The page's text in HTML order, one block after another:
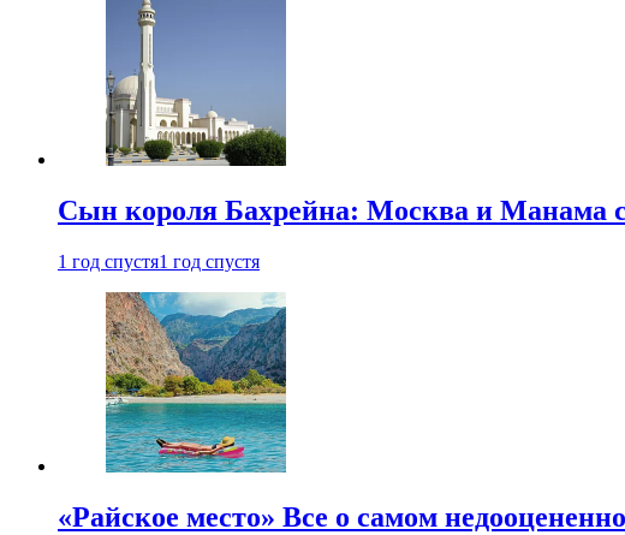
Сын короля Бахрейна: Москва и Манама
1 год спустя1 год спустя
«Райское место» Все о самом